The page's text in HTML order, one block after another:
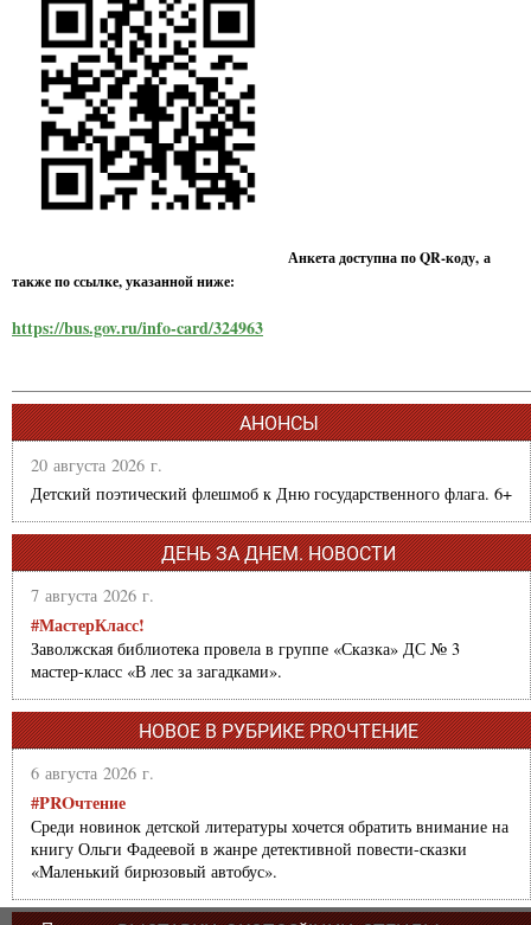
Анкета доступна по QR-коду, а
также по ссылке, указанной ниже:
https://bus.gov.ru/info-card/324963
АНОНСЫ
20 августа 2026 г.
Детский поэтический флешмоб к Дню государственного флага. 6+
ДЕНЬ ЗА ДНЕМ. НОВОСТИ
7 августа 2026 г.
#МастерКласс!
Заволжская библиотека провела в группе «Сказка» ДС № 3
мастер-класс «В лес за загадками».
НОВОЕ В РУБРИКЕ PROЧТЕНИЕ
6 августа 2026 г.
#PROчтение
Среди новинок детской литературы хочется обратить внимание на
книгу Ольги Фадеевой в жанре детективной повести-сказки
«Маленький бирюзовый автобус».